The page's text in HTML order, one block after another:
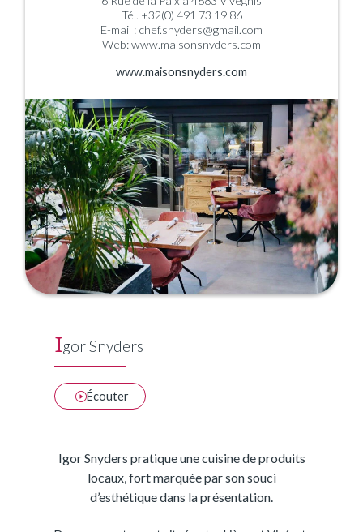
Tél. +32(0) 491 73 19 86
E-mail : chef.snyders@gmail.com
Web: www.maisonsnyders.com
www.maisonsnyders.com
Igor Snyders
Écouter
Igor Snyders pratique une cuisine de produits
locaux, fort marquée par son souci
d’esthétique dans la présentation.